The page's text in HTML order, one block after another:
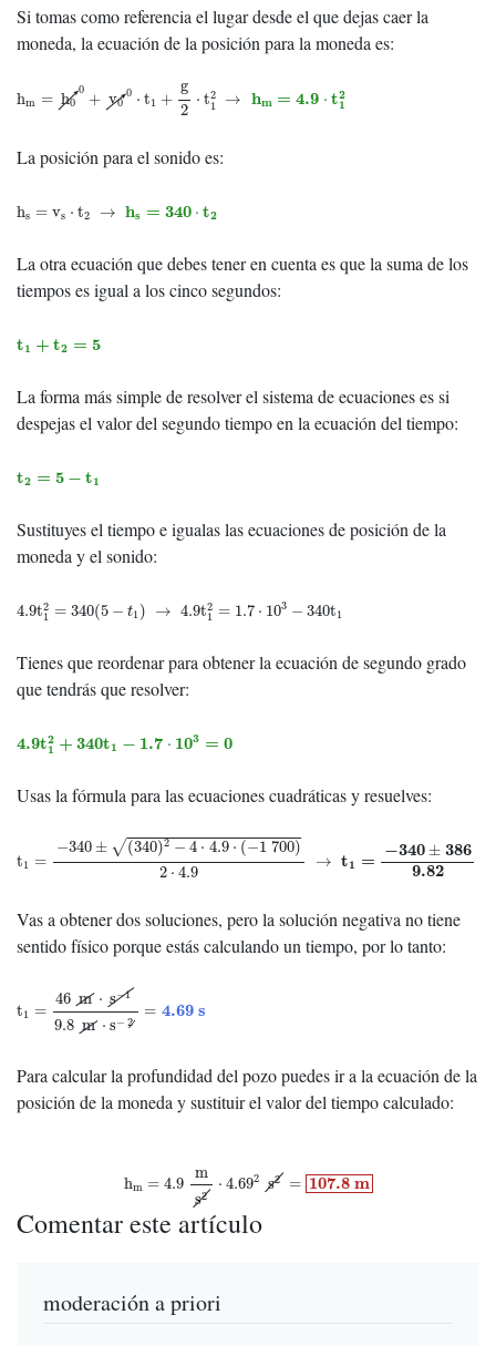
Si tomas como referencia el lugar desde el que dejas caer la
moneda, la ecuación de la posición para la moneda es:
hm = h0
0
+ v0
0 ⋅ t1 +
g
2
⋅ t2
1
→ hm = 4.9 ⋅ t2
1
v g →
La posición para el sonido es:
hs = vs ⋅ t2 → hs = 340 ⋅ t2
h s⋅t → s 340
La otra ecuación que debes tener en cuenta es que la suma de los
tiempos es igual a los cinco segundos:
t1 + t2 = 5
t1 2 =5
La forma más simple de resolver el sistema de ecuaciones es si
despejas el valor del segundo tiempo en la ecuación del tiempo:
t2 = 5 − t1
t2 t1
Sustituyes el tiempo e igualas las ecuaciones de posición de la
moneda y el sonido:
4.9t2
1 = 340(5 − t1) → 4.9t2
1 = 1.7 ⋅ 103 − 340t1
4.9t1 340(5− → 1 2=1.7 10 3− 340t
Tienes que reordenar para obtener la ecuación de segundo grado
que tendrás que resolver:
4.9t2
1 + 340t1 − 1.7 ⋅ 103 = 0
4.9t12 340 t1− 10 3=
Usas la fórmula para las ecuaciones cuadráticas y resuelves:
t1 =
−340 ± √(340)2 − 4 ⋅ 4.9 ⋅ (−1 700)
2 ⋅ 4.9
→ t1 =
−340 ± 386
9.82
± (340 −4⋅4.9⋅(−1 700)2⋅4.9 → t1=
Vas a obtener dos soluciones, pero la solución negativa no tiene
sentido físico porque estás calculando un tiempo, por lo tanto:
t1 =
46 m ⋅ s−1
9.8 m ⋅ s− 2
= 4.69 s
m
Para calcular la profundidad del pozo puedes ir a la ecuación de la
posición de la moneda y sustituir el valor del tiempo calculado:
hm = 4.9
m
s2
⋅ 4.692 s2 = 107.8 m
s2⋅ s2 107.8 m
Comentar este artículo
moderación a priori